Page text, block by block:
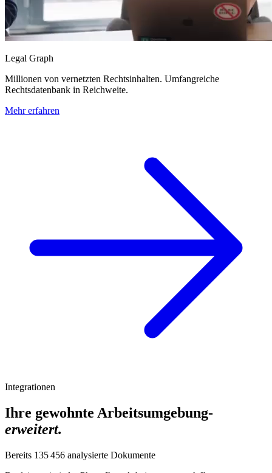
Legal Graph
Millionen von vernetzten Rechtsinhalten. Umfangreiche
Rechtsdatenbank in Reichweite.
Mehr erfahren
Integrationen
Ihre gewohnte Arbeitsumgebung-
erweitert.
Bereits 135 456 analysierte Dokumente